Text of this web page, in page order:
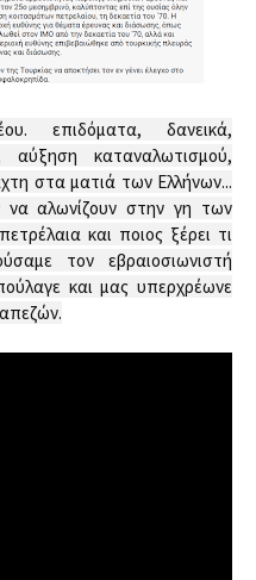
επιδόματα, δανεικά,
αύξηση καταναλωτισμού,
στα ματιά των Ελλήνων...
να αλωνίζουν στην γη των
και ποιος ξέρει τι
τον εβραιοσιωνιστή
και μας υπερχρέωνε